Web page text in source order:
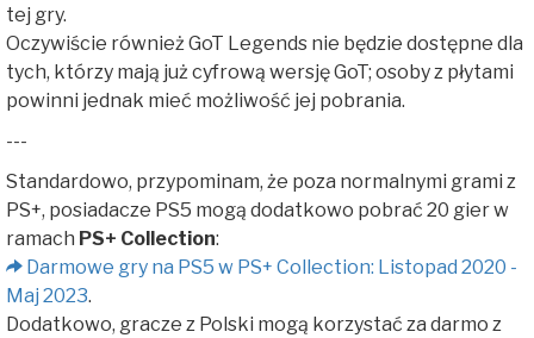
tej gry.
Oczywiście również GoT Legends nie będzie dostępne dla
tych, którzy mają już cyfrową wersję GoT; osoby z płytami
powinni jednak mieć możliwość jej pobrania.
---
Standardowo, przypominam, że poza normalnymi grami z
PS+, posiadacze PS5 mogą dodatkowo pobrać 20 gier w
ramach PS+ Collection:
Darmowe gry na PS5 w PS+ Collection: Listopad 2020 -
Maj 2023.
Dodatkowo, gracze z Polski mogą korzystać za darmo z